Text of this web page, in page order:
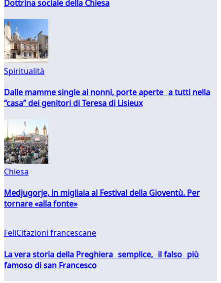
Dottrina sociale della Chiesa
Spiritualità
Dalle mamme single ai nonni, porte aperte a tutti nella
“casa” dei genitori di Teresa di Lisieux
Chiesa
Medjugorje, in migliaia al Festival della Gioventù. Per
tornare «alla fonte»
FeliCitazioni francescane
La vera storia della Preghiera semplice, il falso più
famoso di san Francesco